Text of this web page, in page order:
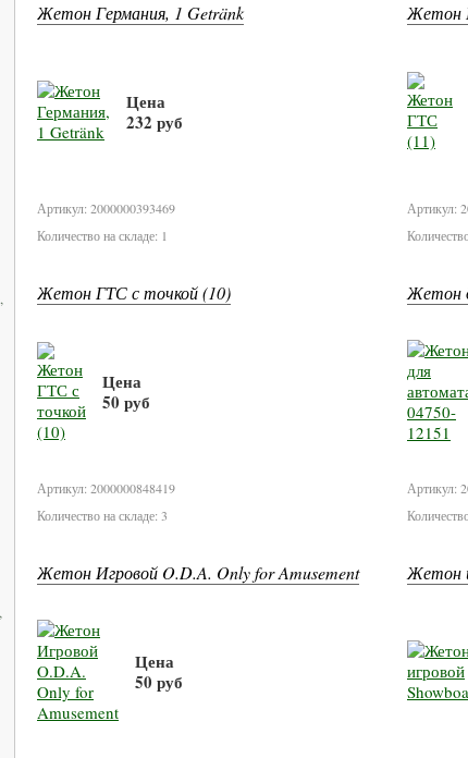
Жетон Германия, 1 Getränk
Цена
232 руб
Артикул: 2000000393469
Количество на складе: 1
Жетон
Артикул:
Жетон ГТС с точкой (10)
Цена
50 руб
Артикул: 2000000848419
Количество на складе: 3
Жетон
Артикул:
Жетон Игровой O.D.A. Only for Amusement
Цена
50 руб
Жетон